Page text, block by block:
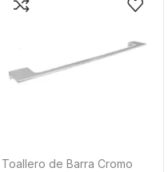
Toallero de Barra Cromo